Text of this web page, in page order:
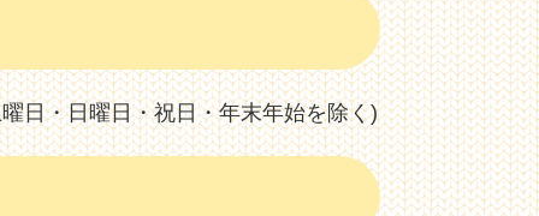
日・日曜日・祝日・年末年始を除く)